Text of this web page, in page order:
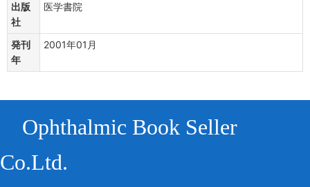
出版
社
医学書院
発刊
年
2001年01月
Ophthalmic Book Seller
Co.Ltd.